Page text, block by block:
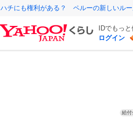
ハチにも権利がある？ ペルーの新しいル
IDでもっ
ログイン
給付